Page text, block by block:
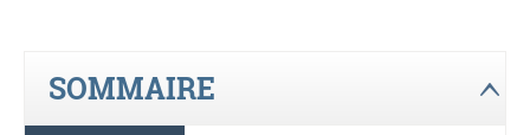
SOMMAIRE